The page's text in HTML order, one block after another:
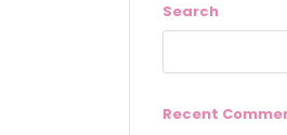
Search
Recent